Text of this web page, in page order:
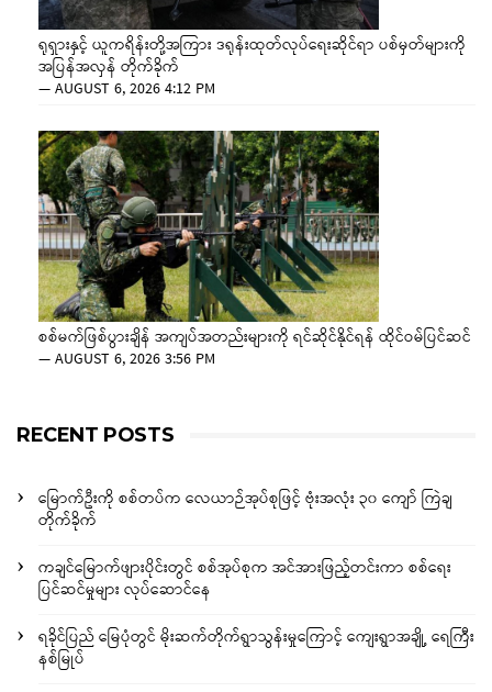
ရုရှားနှင့် ယူကရိန်းတို့အကြား ဒရုန်းထုတ်လုပ်ရေးဆိုင်ရာ ပစ်မှတ်များကို
အပြန်အလှန် တိုက်ခိုက်
—AUGUST 6, 2026 4:12 PM
စစ်မက်ဖြစ်ပွားချိန် အကျပ်အတည်းများကို ရင်ဆိုင်နိုင်ရန် ထိုင်ဝမ်ပြင်ဆင်
—AUGUST 6, 2026 3:56 PM
RECENT POSTS
မြောက်ဦးကို စစ်တပ်က လေယာဉ်အုပ်စုဖြင့် ဗုံးအလုံး ၃၀ ကျော် ကြဲချ
တိုက်ခိုက်
ကချင်မြောက်ဖျားပိုင်းတွင် စစ်အုပ်စုက အင်အားဖြည့်တင်းကာ စစ်ရေး
ပြင်ဆင်မှုများ လုပ်ဆောင်နေ
ရခိုင်ပြည် မြေပုံတွင် မိုးဆက်တိုက်ရွာသွန်းမှုကြောင့် ကျေးရွာအချို့ ရေကြီး
နစ်မြုပ်